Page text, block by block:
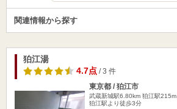
関連情報から探す
狛江湯
4.7点/ 3 件
東京都 / 狛江市
武蔵新城駅6.80km 狛江駅215m
狛江駅より徒歩3分